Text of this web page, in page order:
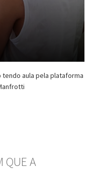
tendo aula pela plataforma
QUE A